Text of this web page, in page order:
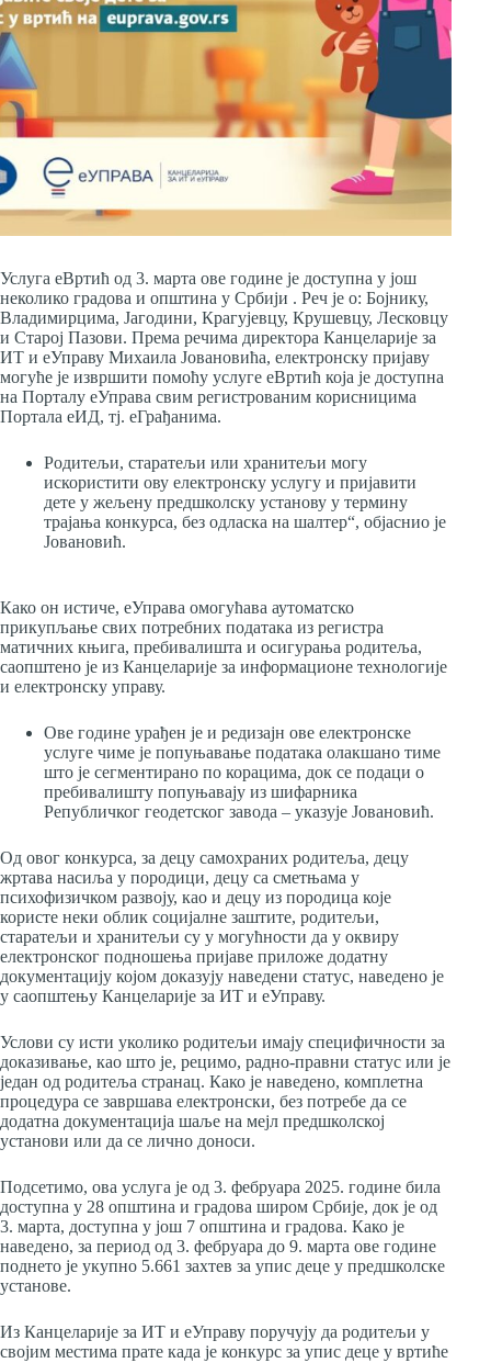
Услуга еВртић од 3. марта ове године је доступна у још
неколико градова и општина у Србији . Реч је о: Бојнику,
Владимирцима, Јагодини, Крагујевцу, Крушевцу, Лесковцу
и Старој Пазови. Према речима директора Канцеларије за
ИТ и еУправу Михаила Јовановића, електронску пријаву
могуће је извршити помоћу услуге еВртић која је доступна
на Порталу еУправа свим регистрованим корисницима
Портала еИД, тј. еГрађанима.
Родитељи, старатељи или хранитељи могу
искористити ову електронску услугу и пријавити
дете у жељену предшколску установу у термину
трајања конкурса, без одласка на шалтер“, објаснио је
Јовановић.
Како он истиче, еУправа омогућава аутоматско
прикупљање свих потребних података из регистра
матичних књига, пребивалишта и осигурања родитеља,
саопштено је из Канцеларије за информационе технологије
и електронску управу.
Ове године урађен је и редизајн ове електронске
услуге чиме је попуњавање података олакшано тиме
што је сегментирано по корацима, док се подаци о
пребивалишту попуњавају из шифарника
Републичког геодетског завода – указује Јовановић.
Од овог конкурса, за децу самохраних родитеља, децу
жртава насиља у породици, децу са сметњама у
психофизичком развоју, као и децу из породица које
користе неки облик социјалне заштите, родитељи,
старатељи и хранитељи су у могућности да у оквиру
електронског подношења пријаве приложе додатну
документацију којом доказују наведени статус, наведено је
у саопштењу Канцеларије за ИТ и еУправу.
Услови су исти уколико родитељи имају специфичности за
доказивање, као што је, рецимо, радно-правни статус или је
један од родитеља странац. Како је наведено, комплетна
процедура се завршава електронски, без потребе да се
додатна документација шаље на мејл предшколској
установи или да се лично доноси.
Подсетимо, ова услуга је од 3. фебруара 2025. године била
доступна у 28 општина и градова широм Србије, док је од
3. марта, доступна у још 7 општина и градова. Како је
наведено, за период од 3. фебруара до 9. марта ове године
поднето је укупно 5.661 захтев за упис деце у предшколске
установе.
Из Канцеларије за ИТ и еУправу поручују да родитељи у
својим местима прате када је конкурс за упис деце у вртиће